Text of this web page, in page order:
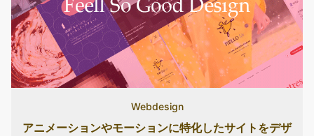
Webdesign
アニメーションやモーションに特化したサイトをデザ